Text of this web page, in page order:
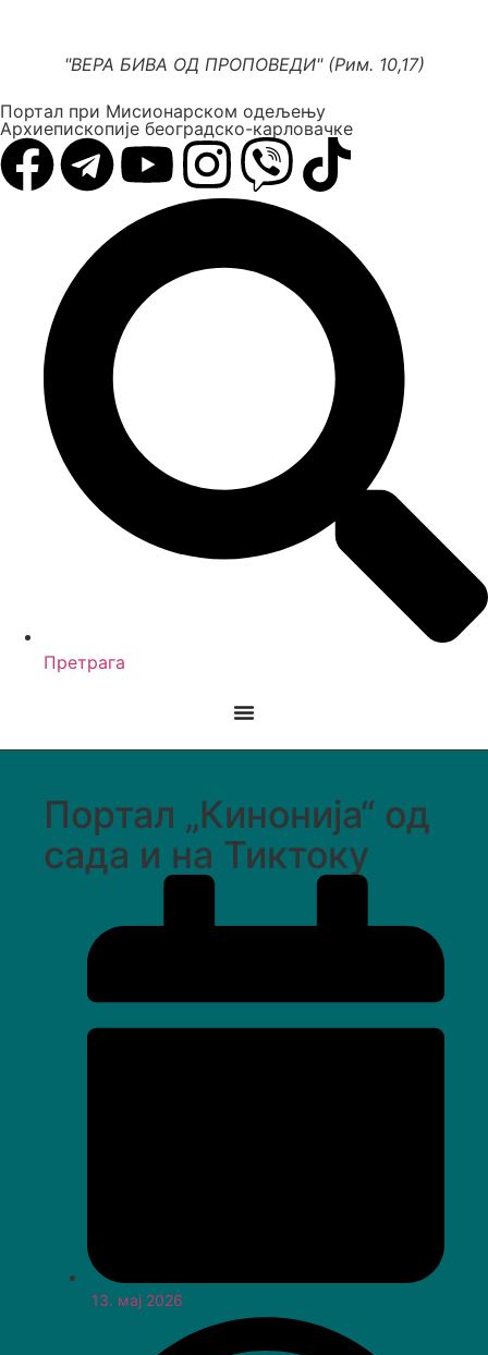
"ВЕРА БИВА ОД ПРОПОВЕДИ" (Рим. 10,17)
Портал при Мисионарском одељењу
Архиепископије београдско-карловачке
Претрага
Портал „Кинонија“ од
сада и на Тиктоку
13. мај 2026